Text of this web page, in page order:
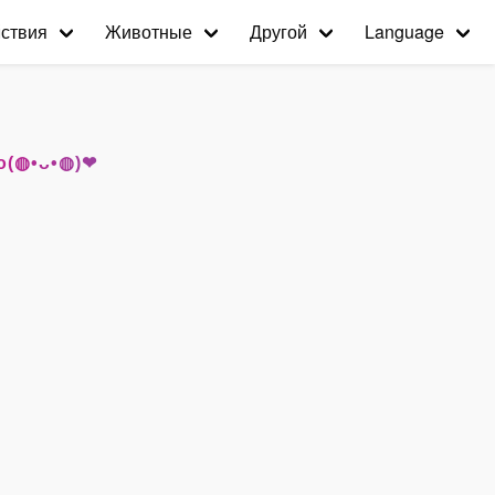
Животные Другой Language